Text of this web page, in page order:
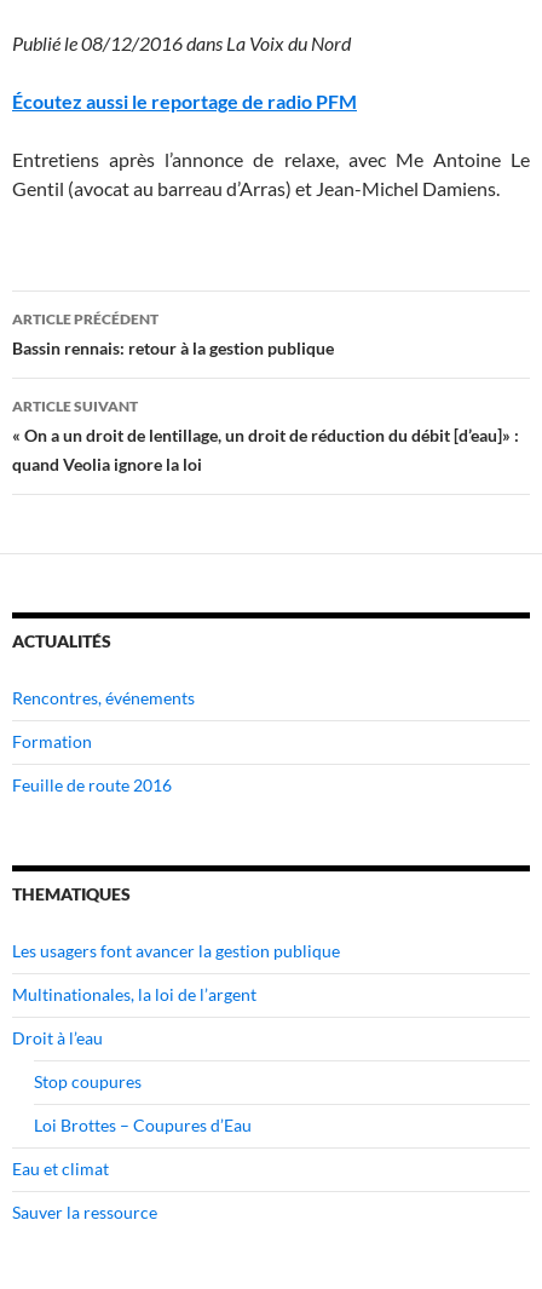
Publié le 08/12/2016dans La Voix du Nord
Écoutez aussi le reportage de radio PFM
Entretiens après l’annonce de relaxe, avec Me Antoine Le
Gentil (avocat au barreau d’Arras) et Jean-Michel Damiens.
Navigation
des
articles
ARTICLE PRÉCÉDENT
Bassin rennais: retour à la gestion publique
ARTICLE SUIVANT
« On a un droit de lentillage, un droit de réduction du débit [d’eau]» :
quand Veolia ignore la loi
ACTUALITÉS
Rencontres, événements
Formation
Feuille de route 2016
THEMATIQUES
Les usagers font avancer la gestion publique
Multinationales, la loi de l’argent
Droit à l’eau
Stop coupures
Loi Brottes – Coupures d’Eau
Eau et climat
Sauver la ressource